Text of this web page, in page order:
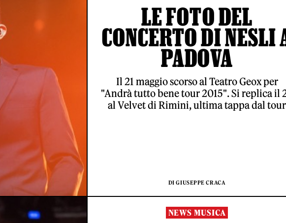
LE FOTO DEL
CONCERTO DI NESLI
PADOVA
Il 21 maggio scorso al Teatro Geox per
"Andrà tutto bene tour 2015". Si replica il
al Velvet di Rimini, ultima tappa dal tour
DI GIUSEPPE CRACA
NEWS MUSICA